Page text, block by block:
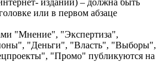
изданий) – должна быть
или в первом абзаце
"Мнение", "Экспертиза",
"Деньги", "Власть", "Выборы",
"Промо" публикуются на